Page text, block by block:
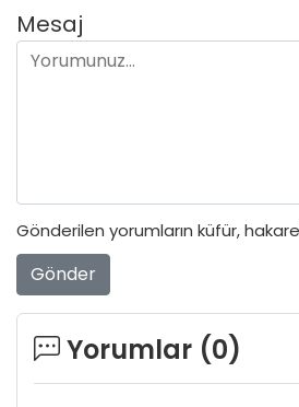
Mesaj
Gönderilen yorumların küfür,
Gönder
Yorumlar (0)